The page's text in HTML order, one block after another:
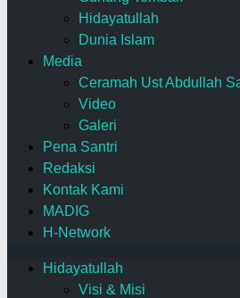
Hidayatullah
Dunia Islam
Media
Ceramah Ust Abdullah
Video
Galeri
Pena Santri
Redaksi
Kontak Kami
MADIG
H-Network
Hidayatullah
Visi & Misi